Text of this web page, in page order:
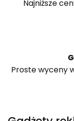
Najniższe
Proste wyceny